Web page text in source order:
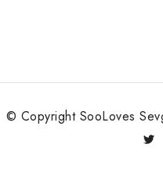
© Copyright SooLoves